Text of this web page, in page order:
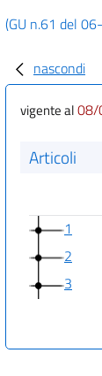
(GU n.61 del
nascondi
vigente al08/
Articoli
1
2
3